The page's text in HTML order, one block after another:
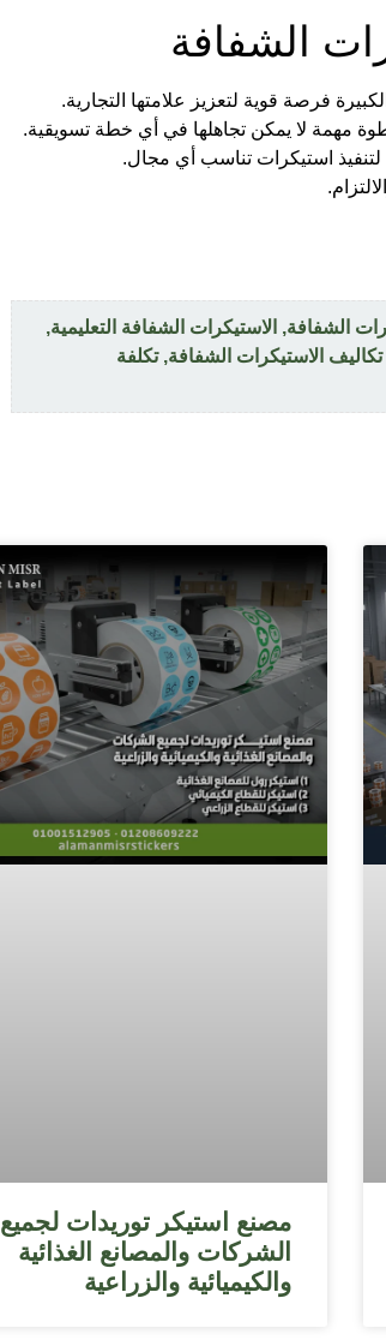
الشفافة
فرصة قوية لتعزيز علامتها التجارية.
مهمة لا يمكن تجاهلها في أي خطة تسويقية.
لتنفيذ استيكرات تناسب أي مجال.
الشفافة, الاستيكرات الشفافة التعليمية,
تكاليف الاستيكرات الشفافة,تكلفة
مصنع استيكر توريدات لجميع
الشركات والمصانع الغذائية
والكيميائية والزراعية